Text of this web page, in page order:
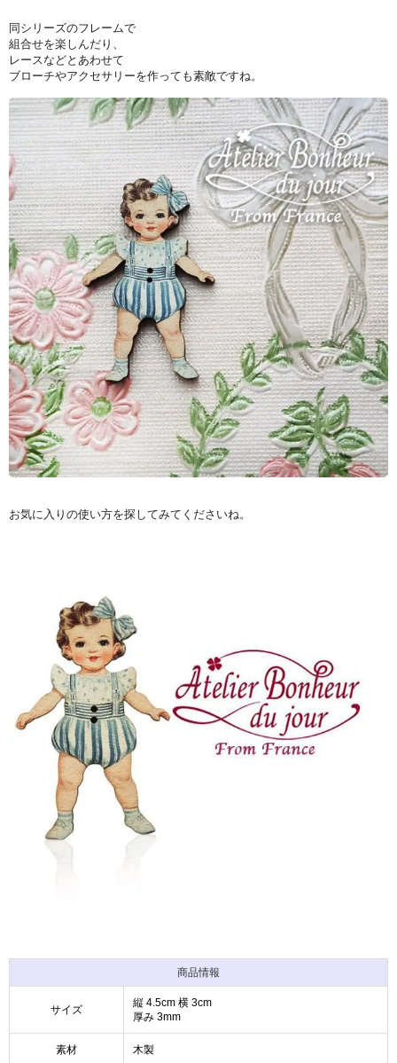
同シリーズのフレームで
組合せを楽しんだり、
レースなどとあわせて
ブローチやアクセサリーを作っても素敵ですね。
お気に入りの使い方を探してみてくださいね。
商品情報
サイズ
縦 4.5cm 横 3cm
厚み 3mm
素材 木製